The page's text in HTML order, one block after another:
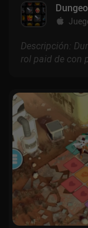
Descripción:
rol